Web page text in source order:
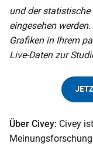
und der statistische
eingesehen
Grafiken in Ihrem
Live-Daten zur
Über Civey: Civey